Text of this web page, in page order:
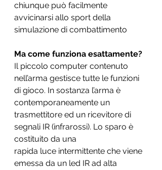
chiunque può facilmente
avvicinarsi allo sport della
simulazione di combattimento
Ma come funziona esattamente?
Il piccolo computer contenuto
nell’arma gestisce tutte le funzioni
di gioco. In sostanza l’arma è
contemporaneamente un
trasmettitore ed un ricevitore di
segnali IR (infrarossi). Lo sparo è
costituito da una
rapida luce intermittente che viene
emessa da un led IR ad alta